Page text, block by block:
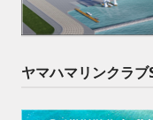
ヤマハマリンクラ